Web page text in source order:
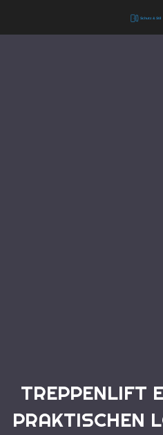
TREPPENLIFT
PRAKTISCHEN